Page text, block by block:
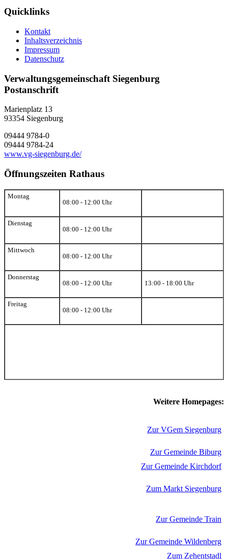
Quicklinks
Kontakt
Inhaltsverzeichnis
Impressum
Datenschutz
Verwaltungsgemeinschaft Siegenburg
Postanschrift
Marienplatz 13
93354 Siegenburg
09444 9784-0
09444 9784-24
www.vg-siegenburg.de/
Öffnungszeiten Rathaus
Montag
08:00 - 12:00 Uhr
Dienstag
08:00 - 12:00 Uhr
Mittwoch
08:00 - 12:00 Uhr
Donnerstag
08:00 - 12:00 Uhr
13:00 - 18:00 Uhr
Freitag
08:00 - 12:00 Uhr
Weitere Homepages:
Zur VGem Siegenburg
Zur Gemeinde Biburg
Zur Gemeinde Kirchdorf
Zum Markt Siegenburg
Zur Gemeinde Train
Zur Gemeinde Wildenberg
Zum Zehentstadl